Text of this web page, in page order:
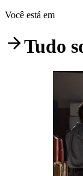
Você está em
Tudo